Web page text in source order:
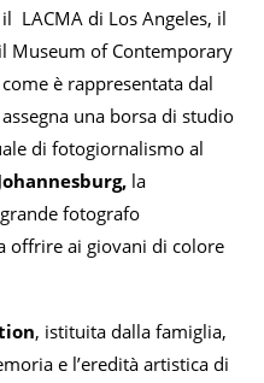
LACMA di Los Angeles, il
Museum of Contemporary
è rappresentata dal
assegna una borsa di studio
di fotogiornalismo al
la
fotografo
offrire ai giovani di colore
, istituita dalla famiglia,
e l’eredità artistica di